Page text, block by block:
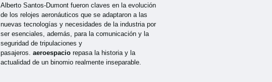
Alberto Santos-Dumont fueron claves en la evolución
de los relojes aeronáuticos que se adaptaron a las
nuevas tecnologías y necesidades de la industria por
ser esenciales, además, para la comunicación y la
seguridad de tripulaciones y
pasajeros.aeroespaciorepasa la historia y la
actualidad de un binomio realmente inseparable.